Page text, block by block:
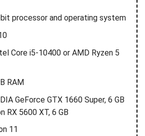
bit processor and operating system
Core i5-10400 or AMD Ryzen 5
RAM
GeForce GTX 1660 Super, 6 GB
RX 5600 XT, 6 GB
11